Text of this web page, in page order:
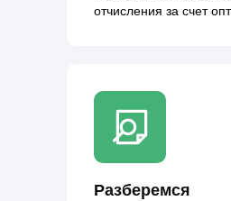
отчисления за счет
Разберемся